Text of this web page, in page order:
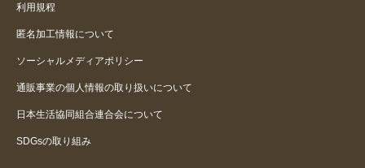
利用規程
匿名加工情報について
ソーシャルメディアポリシー
通販事業の個人情報の取り扱いについて
日本生活協同組合連合会について
SDGsの取り組み